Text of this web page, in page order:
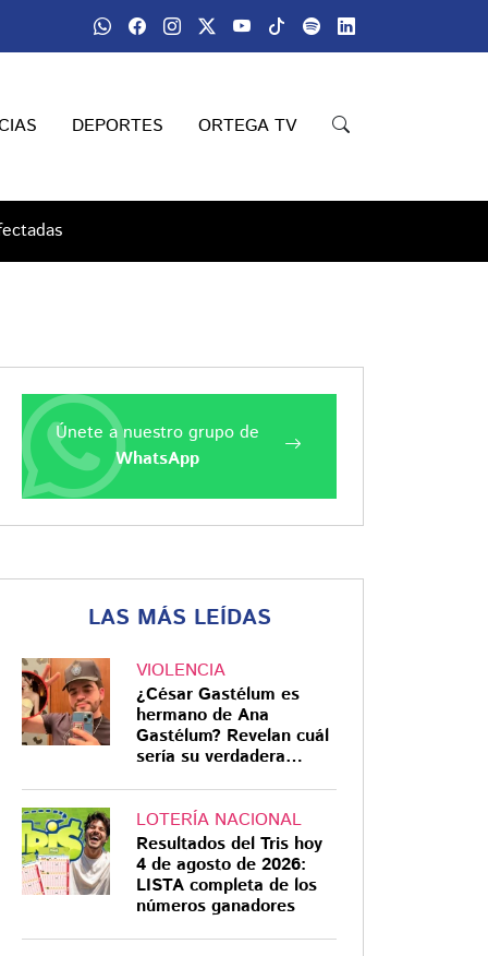
DEPORTES ORTEGA TV
Únete a nuestro grupo de
WhatsApp
LAS MÁS LEÍDAS
VIOLENCIA
¿César Gastélum es
hermano de Ana
Gastélum? Revelan cuál
sería su verdadera
LOTERÍA NACIONAL
Resultados del Tris hoy
4 de agosto de 2026:
LISTA completa de los
números ganadores